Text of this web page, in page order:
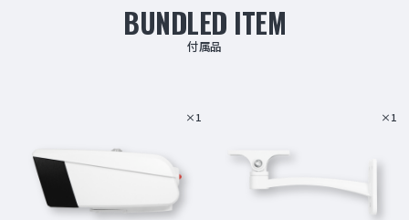
BUNDLED ITEM
付属品
×1 ×1